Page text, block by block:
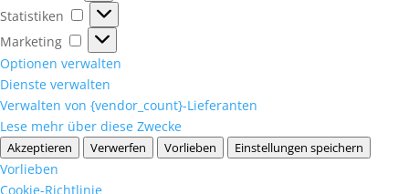
Statistiken
Statistiken
Marketing
Marketing
Optionen verwalten
Dienste verwalten
Verwalten von {vendor_count}-Lieferanten
Lese mehr über diese Zwecke
Akzeptieren Verwerfen Vorlieben Einstellungen speichern
Vorlieben
Cookie-Richtlinie